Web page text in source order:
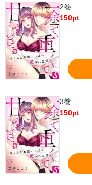
2巻
150pt
3巻
150pt